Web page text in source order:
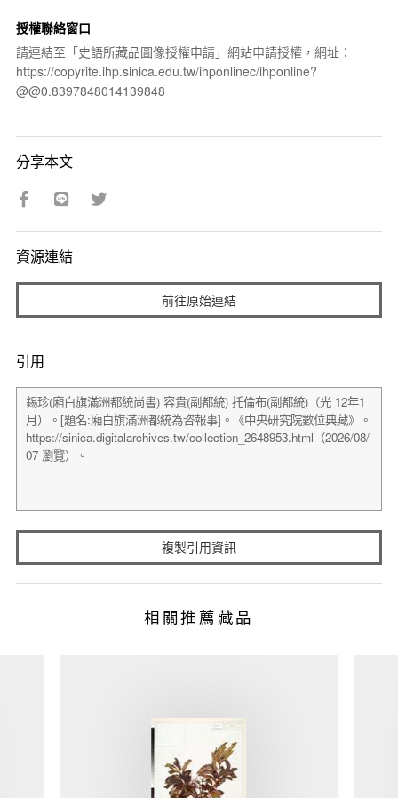
授權聯絡窗口
請連結至「史語所藏品圖像授權申請」網站申請授權，網址：
https://copyrite.ihp.sinica.edu.tw/ihponlinec/ihponline?
@@0.8397848014139848
分享本文
資源連結
前往原始連結
引用
複製引用資訊
相關推薦藏品